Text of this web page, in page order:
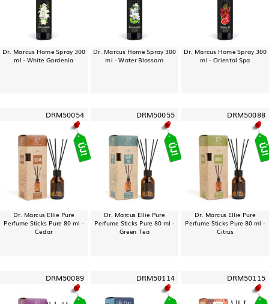
Dr. Marcus Home Spray 300
ml - White Gardenia
Dr. Marcus Home Spray 300
ml - Water Blossom
Dr. Marcus Home Spray 300
ml - Oriental Spa
DRM50054
Dr. Marcus Ellie Pure
Perfume Sticks Pure 80 ml -
Cedar
DRM50055
Dr. Marcus Ellie Pure
Perfume Sticks Pure 80 ml -
Green Tea
DRM50088
Dr. Marcus Ellie Pure
Perfume Sticks Pure 80 ml -
Citrus
DRM50089 DRM50114 DRM50115